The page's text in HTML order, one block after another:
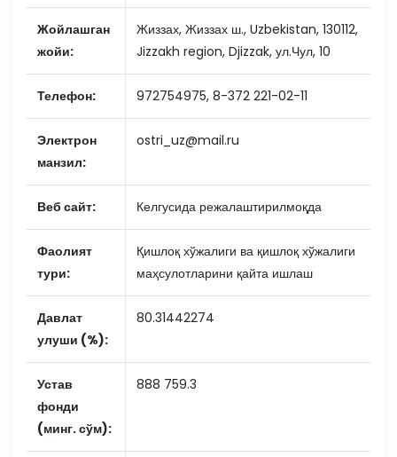
Жойлашган
жойи:
Жиззах, Жиззах ш., Uzbekistan, 130112,
Jizzakh region, Djizzak, ул.Чул, 10
Телефон: 972754975, 8-372 221-02-11
Электрон
манзил:
ostri_uz@mail.ru
Веб сайт: Келгусида режалаштирилмоқда
Фаолият
тури:
Қишлоқ хўжалиги ва қишлоқ хўжалиги
маҳсулотларини қайта ишлаш
Давлат
улуши (%):
80.31442274
Устав
фонди
(минг. сўм):
888 759.3